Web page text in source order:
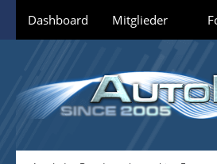
Dashboard Mitglieder